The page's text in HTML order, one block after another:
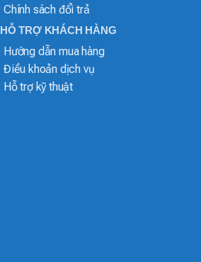
Chính sách đổi trả
HỖ TRỢ KHÁCH HÀNG
Hướng dẫn mua hàng
Điều khoản dịch vụ
Hỗ trợ kỹ thuật